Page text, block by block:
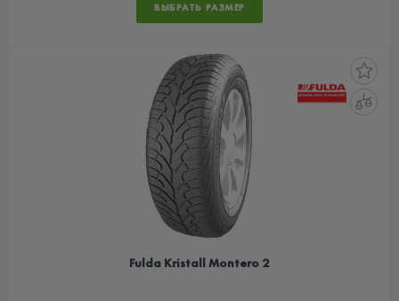
ВЫБРАТЬ РАЗМЕР
Fulda Kristall Montero 2